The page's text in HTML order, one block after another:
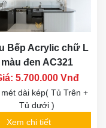
Bếp Acrylic chữ L
màu đen AC321
5.700.000 Vnđ
dài kép( Tủ Trên +
Tủ dưới )
Xem chi tiết